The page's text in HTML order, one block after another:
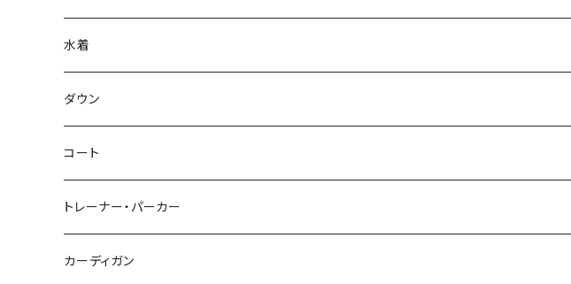
水着
～44/S
46/M
48/L
50/XL～
ダウン
～44/S
46/M
48/L
コート
～44/S
46/M
トレーナー・パーカー
～44/S
カーディガン